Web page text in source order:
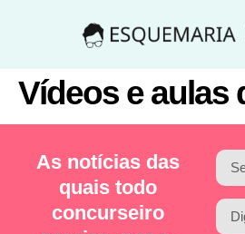
Vídeos e aulas
As notícias das
quais todo
concurseiro